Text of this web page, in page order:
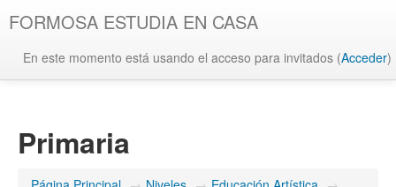
FORMOSA ESTUDIA EN CASA
En este momento está usando el acceso para invitados (Acceder)
Primaria